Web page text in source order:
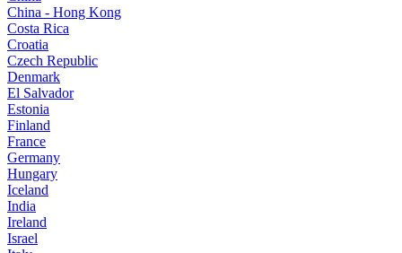
China - Hong Kong
Costa Rica
Croatia
Czech Republic
Denmark
El Salvador
Estonia
Finland
France
Germany
Hungary
Iceland
India
Ireland
Israel